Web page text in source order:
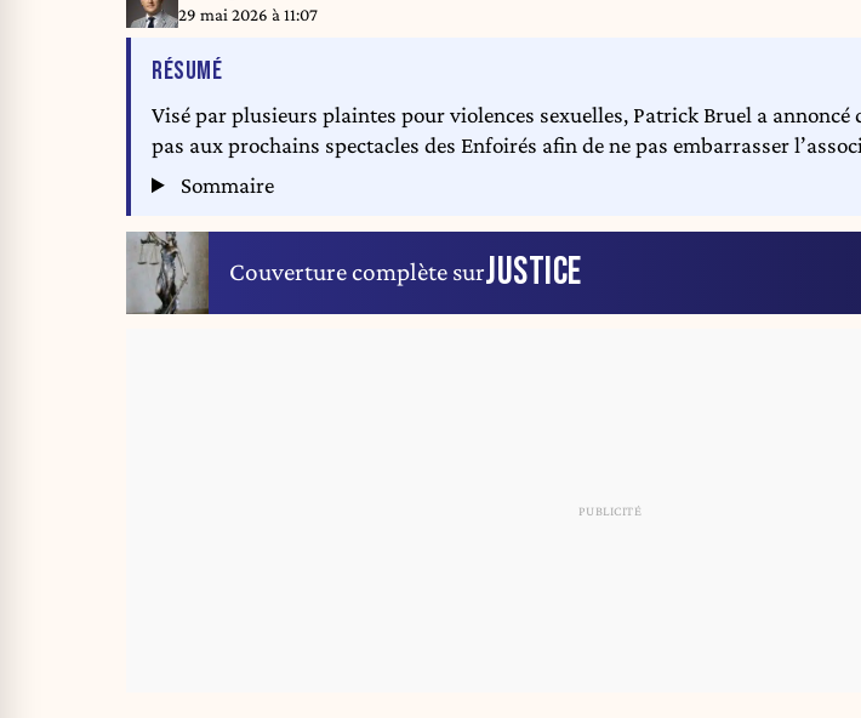
for
29 mai 2026 à 11:07
RÉSUMÉDE L'ARTICLE
Visé par plusieurs plaintes pour violences sexuelles, Patrick Bruel a
pas aux prochains spectacles des Enfoirés afin de ne pas embarrasser
Sommaire
Couverture complète surJUSTICE